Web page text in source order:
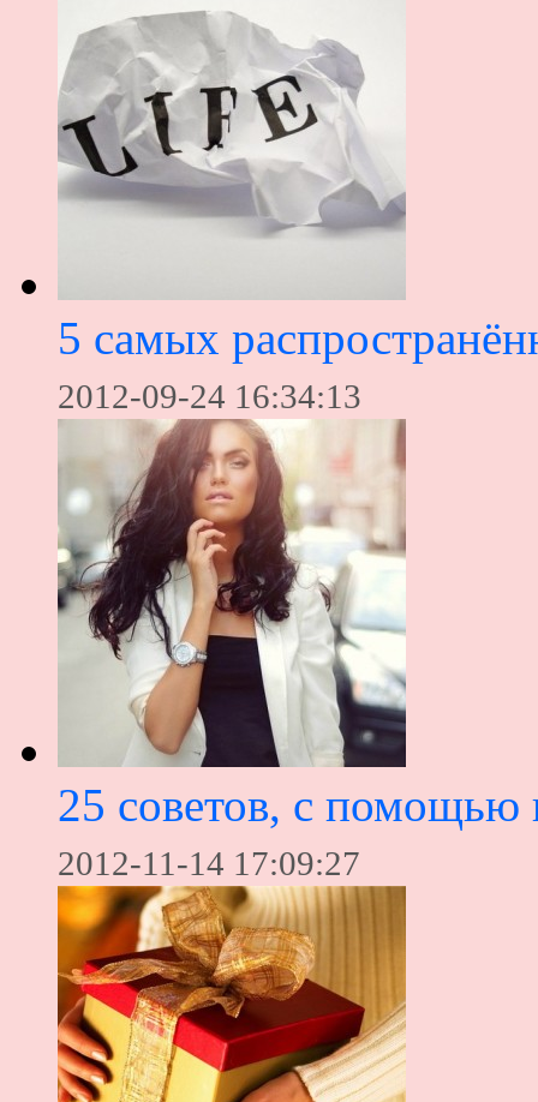
5 самых
2012-09-24 16:34:13
25 советов, с помощью
2012-11-14 17:09:27